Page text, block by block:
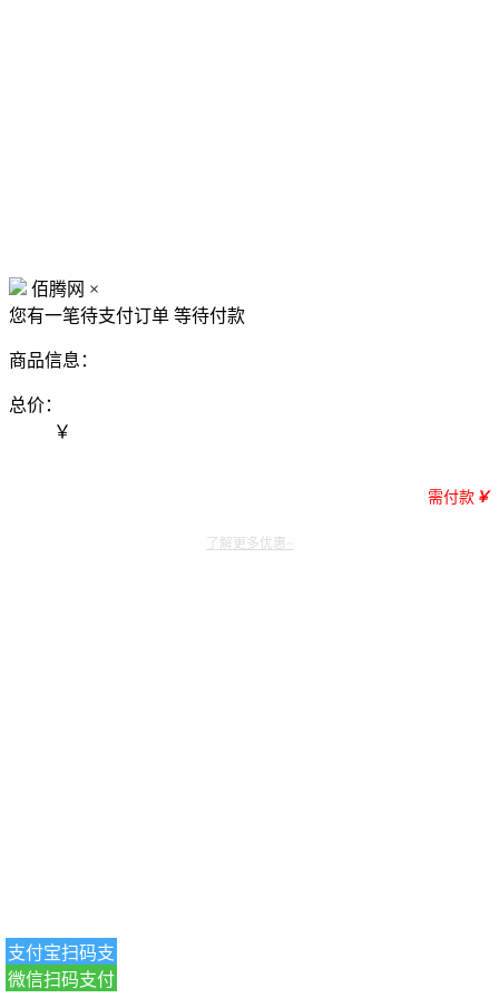
佰腾网 ×
您有一笔待支付订单 等待付款
商品信息：
总价：
￥
需付款 ￥
支付宝扫码支
付
微信扫码支付
了解更多优惠~